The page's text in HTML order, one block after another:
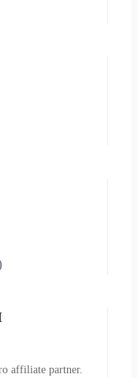
affiliate partner.